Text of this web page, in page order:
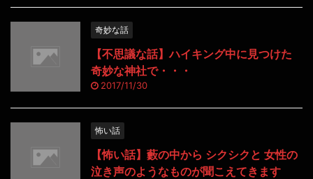
奇妙な話
【不思議な話】ハイキング中に見つけた
奇妙な神社で・・・
2017/11/30
怖い話
【怖い話】藪の中から シクシクと 女性の
泣き声のようなものが聞こえてきます